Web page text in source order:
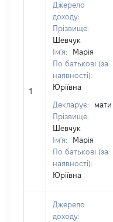
1
Джерело
доходу:
Прізвище:
Шевчук
Ім'я:
Марія
По батькові (за
наявності):
Юріївна
Декларує:
мати
Прізвище:
Шевчук
Ім'я:
Марія
По батькові (за
наявності):
Юріївна
Джерело
доходу: